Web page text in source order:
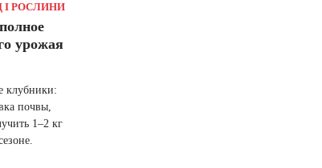
І РОСЛИНИ
урожая
клубники:
почвы,
1–2 кг